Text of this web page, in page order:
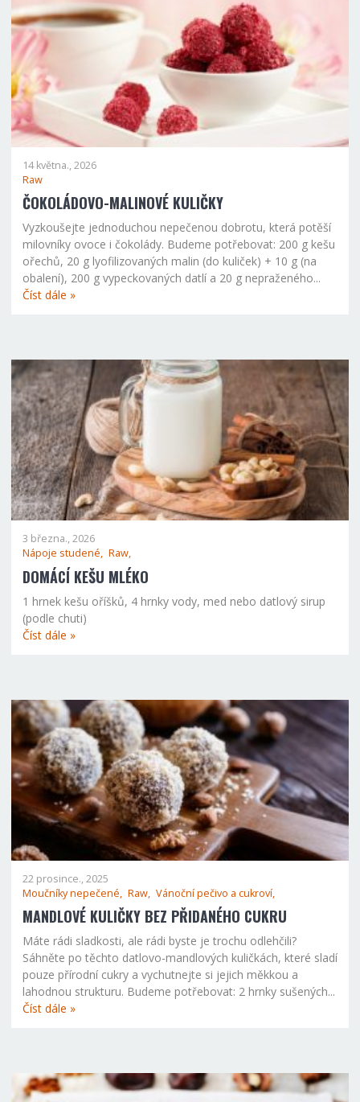
14 května., 2026
Raw
ČOKOLÁDOVO-MALINOVÉ KULIČKY
Vyzkoušejte jednoduchou nepečenou dobrotu, která potěší
milovníky ovoce i čokolády. Budeme potřebovat: 200 g kešu
ořechů, 20 g lyofilizovaných malin (do kuliček) + 10 g (na
obalení), 200 g vypeckovaných datlí a 20 g nepraženého...
Číst dále »
3 března., 2026
Nápoje studené, Raw,
DOMÁCÍ KEŠU MLÉKO
1 hrnek kešu oříšků, 4 hrnky vody, med nebo datlový sirup
(podle chuti)
Číst dále »
22 prosince., 2025
Moučníky nepečené, Raw, Vánoční pečivo a cukroví,
MANDLOVÉ KULIČKY BEZ PŘIDANÉHO CUKRU
Máte rádi sladkosti, ale rádi byste je trochu odlehčili?
Sáhněte po těchto datlovo-mandlových kuličkách, které sladí
pouze přírodní cukry a vychutnejte si jejich měkkou a
lahodnou strukturu. Budeme potřebovat: 2 hrnky sušených...
Číst dále »